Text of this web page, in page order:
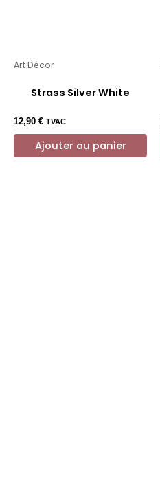
Art Décor
Strass Silver White
12,90 € TVAC
Ajouter au panier